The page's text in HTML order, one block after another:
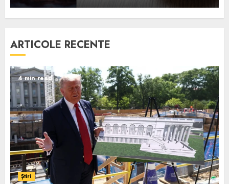
ARTICOLE RECENTE
4 min read
Știri